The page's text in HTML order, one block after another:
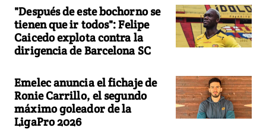
"Después de este bochorno se
tienen que ir todos": Felipe
Caicedo explota contra la
dirigencia de Barcelona SC
Emelec anuncia el fichaje de
Ronie Carrillo, el segundo
máximo goleador de la
LigaPro 2026